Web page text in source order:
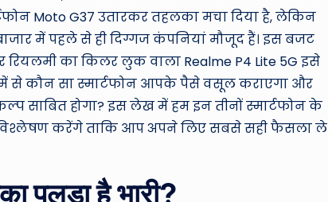
d
T
h
e
o
Moto G37 उतारकर तहलका मचा दिया है, लेकिन
में पहले से ही दिग्गज कंपनियां मौजूद हैं। इस बजट
का किलर लुक वाला Realme P4 Lite 5G इसे
में से कौन सा स्मार्टफोन आपके पैसे वसूल कराएगा और
होगा? इस लेख में हम इन तीनों स्मार्टफोन के
करेंगे ताकि आप अपने लिए सबसे सही फैसला ले
पलड़ा है भारी?